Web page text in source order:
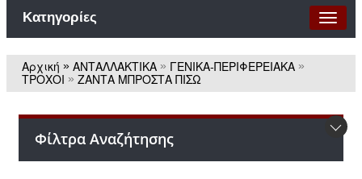
Κατηγορίες
Αρχική » ΑΝΤΑΛΛΑΚΤΙΚΑ » ΓΕΝΙΚΑ-ΠΕΡΙΦΕΡΕΙΑΚΑ »
ΤΡΟΧΟΙ » ΖΑΝΤΑ ΜΠΡΟΣΤΑ ΠΙΣΩ
Φίλτρα Αναζήτησης